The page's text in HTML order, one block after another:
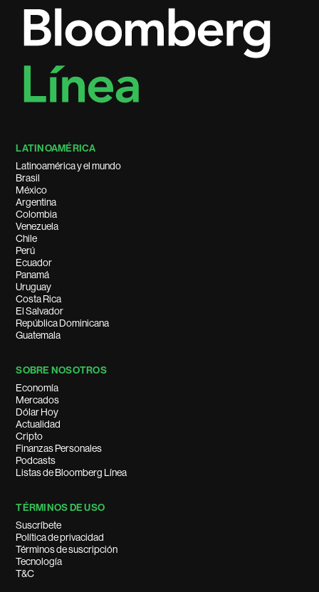
LATINOAMÉRICA
Latinoamérica y el mundo
Brasil
México
Argentina
Colombia
Venezuela
Chile
Perú
Ecuador
Panamá
Uruguay
Costa Rica
El Salvador
República Dominicana
Guatemala
SOBRE NOSOTROS
Economía
Mercados
Dólar Hoy
Actualidad
Cripto
Finanzas Personales
Podcasts
Listas de Bloomberg Línea
TÉRMINOS DE USO
Suscríbete
Política de privacidad
Términos de suscripción
Tecnología
T&C